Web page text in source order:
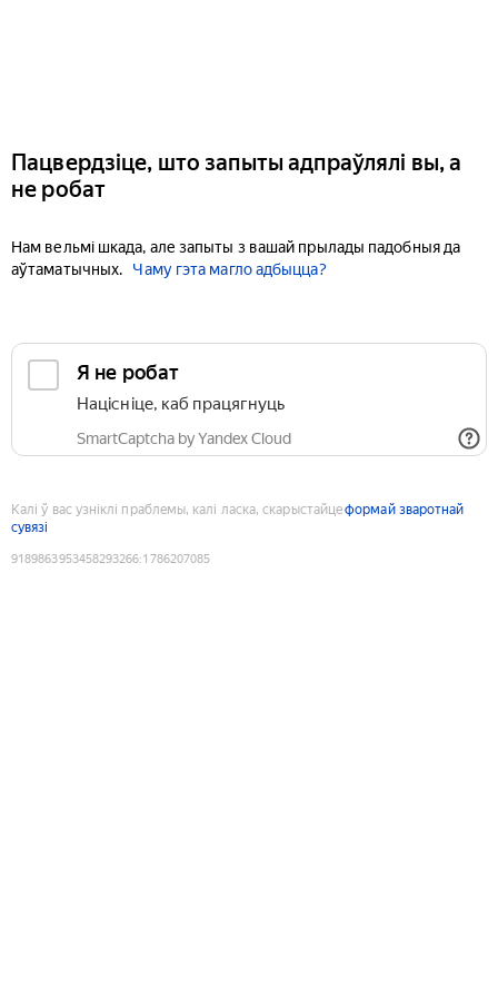
Пацвердзіце, што запыты адпраўлялі вы, а
не робат
Нам вельмі шкада, але запыты з вашай прылады падобныя да
аўтаматычных.
Чаму гэта магло адбыцца?
Я не робат
Націсніце, каб працягнуць
SmartCaptcha by Yandex Cloud
Калі ў вас узніклі праблемы, калі ласка, скарыстайцеформай зваротнай
сувязі
9189863953458293266:1786207085